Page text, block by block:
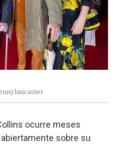
ocurre meses
sobre su